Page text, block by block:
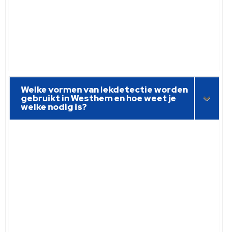
Welke vormen van lekdetectie worden
gebruikt in Westhem en hoe weet je
welke nodig is?